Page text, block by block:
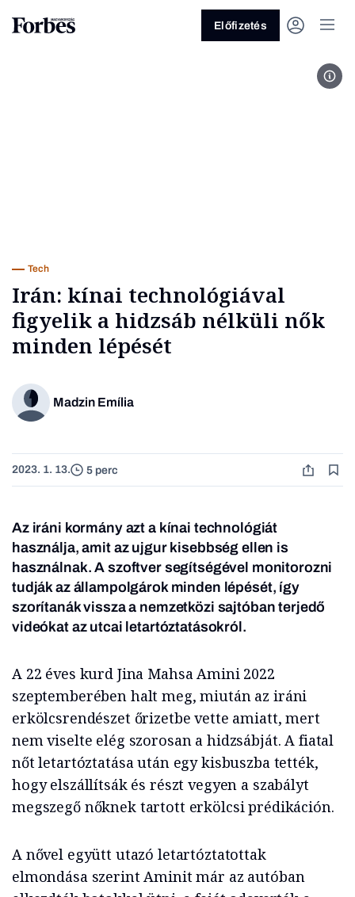
Előfizetés
Tech
Irán: kínai technológiával
figyelik a hidzsáb nélküli nők
minden lépését
Madzin Emília
2023. 1. 13. 5 perc
Az iráni kormány azt a kínai technológiát
használja, amit az ujgur kisebbség ellen is
használnak. A szoftver segítségével monitorozni
tudják az állampolgárok minden lépését, így
szorítanák vissza a nemzetközi sajtóban terjedő
videókat az utcai letartóztatásokról.
A 22 éves kurd Jina Mahsa Amini 2022
szeptemberében halt meg, miután az iráni
erkölcsrendészet őrizetbe vette amiatt, mert
nem viselte elég szorosan a hidzsábját. A fiatal
nőt letartóztatása után egy kisbuszba tették,
hogy elszállítsák és részt vegyen a szabályt
megszegő nőknek tartott erkölcsi prédikáción.
A nővel együtt utazó letartóztatottak
elmondása szerint Aminit már az autóban